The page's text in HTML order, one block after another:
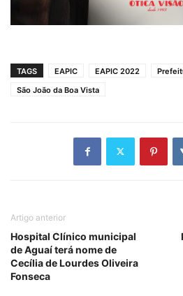
TAGS EAPIC EAPIC 2022
São João da Boa Vista
Artigo anterior
Hospital Clínico municipal
de Aguaí terá nome de
Cecília de Lourdes Oliveira
Fonseca